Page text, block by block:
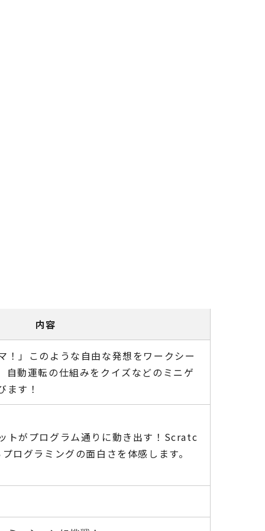
内容
！」このような自由な発想をワークシー
自動運転の仕組みをクイズなどのミニゲ
ます！
トがプログラム通りに動き出す！Scratc
ログラミングの面白さを体感します。